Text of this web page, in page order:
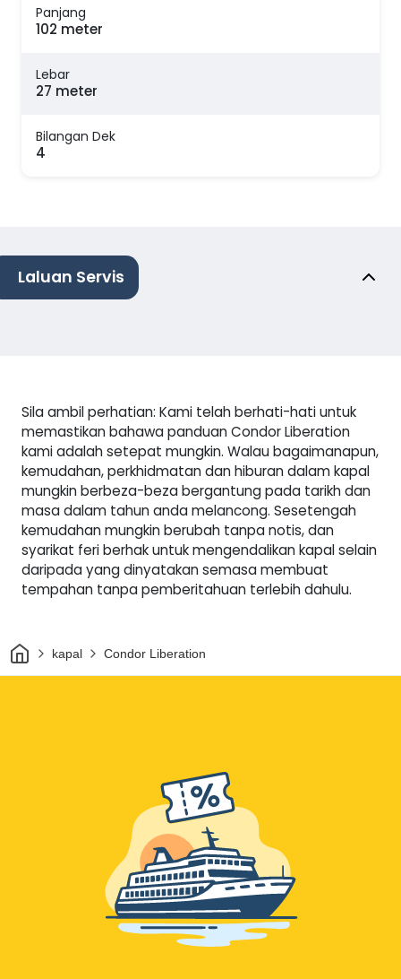
Panjang
102 meter
Lebar
27 meter
Bilangan Dek
4
Laluan Servis
Sila ambil perhatian: Kami telah berhati-hati untuk
memastikan bahawa panduan Condor Liberation
kami adalah setepat mungkin. Walau bagaimanapun,
kemudahan, perkhidmatan dan hiburan dalam kapal
mungkin berbeza-beza bergantung pada tarikh dan
masa dalam tahun anda melancong. Sesetengah
kemudahan mungkin berubah tanpa notis, dan
syarikat feri berhak untuk mengendalikan kapal selain
daripada yang dinyatakan semasa membuat
tempahan tanpa pemberitahuan terlebih dahulu.
Rumahkapal Condor Liberation